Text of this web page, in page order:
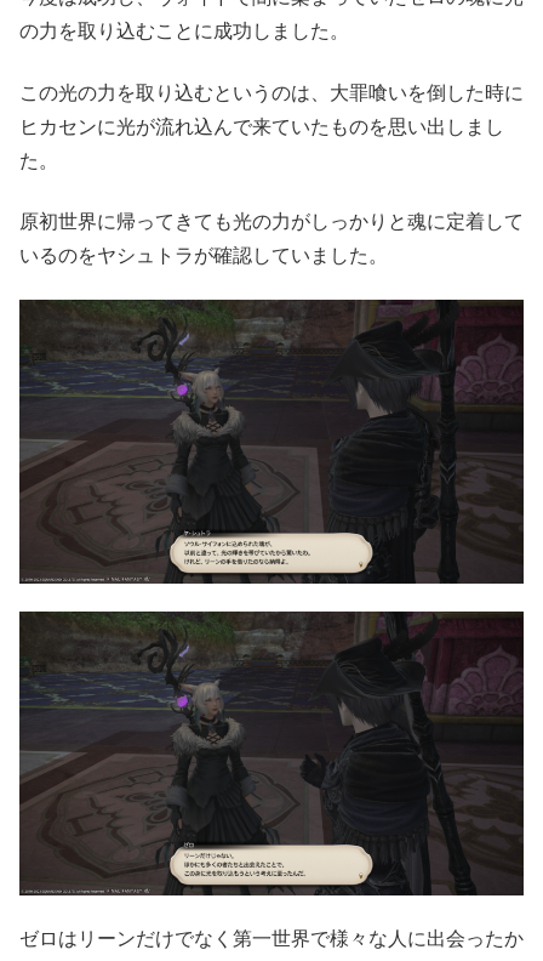
の力を取り込むことに成功しました。
この光の力を取り込むというのは、大罪喰いを倒した時に
ヒカセンに光が流れ込んで来ていたものを思い出しまし
た。
原初世界に帰ってきても光の力がしっかりと魂に定着して
いるのをヤシュトラが確認していました。
ゼロはリーンだけでなく第一世界で様々な人に出会ったか